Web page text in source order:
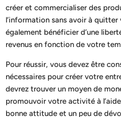
créer et commercialiser des
l’information sans avoir à
également bénéficier d’une
revenus en fonction de votre
Pour réussir, vous devez être
nécessaires pour créer votre
devrez trouver un moyen de
promouvoir votre activité à
bonne attitude et un peu de